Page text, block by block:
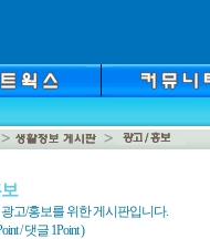
고/홍보를 위한 게시판입니다.
/ 댓글 1Point )